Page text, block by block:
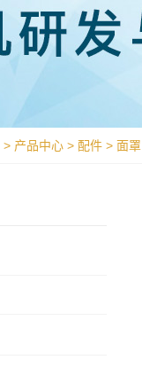
> 产品中心 > 配件 > 面罩